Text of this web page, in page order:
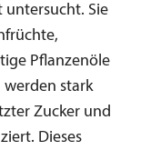
untersucht. Sie
Pflanzenöle
werden stark
Zucker und
Dieses